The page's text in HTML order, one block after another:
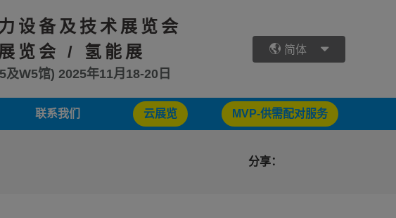
设备及技术展览会
览会 / 氢能展
及W5馆) 2025年11月18-20日
简体
联系我们 云展览 MVP-供需配对服务
分享：